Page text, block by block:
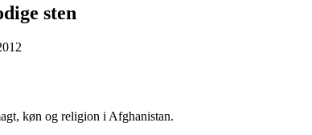
sten
køn og religion i Afghanistan.